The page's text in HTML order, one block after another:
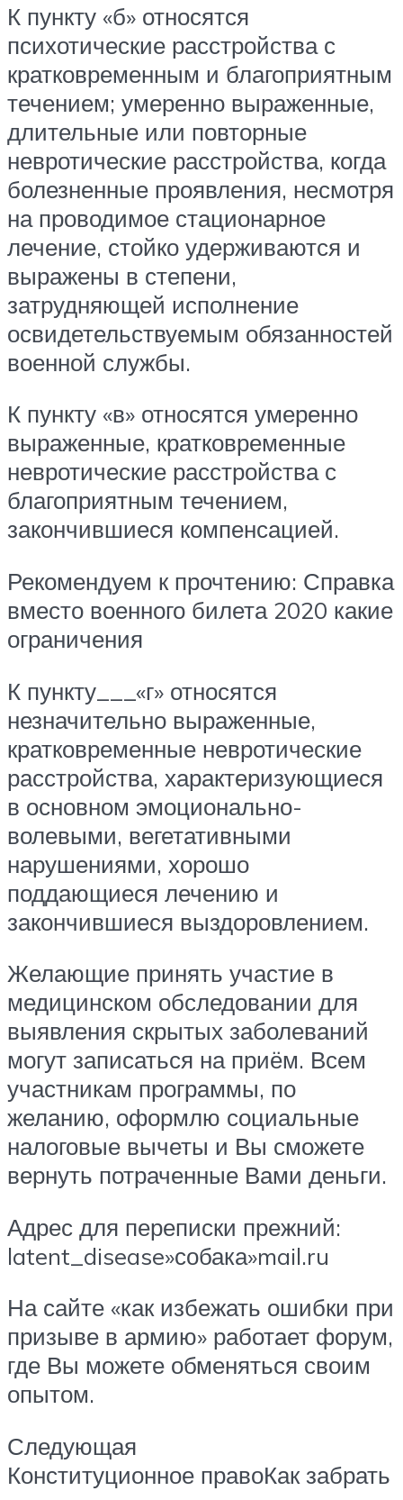
К пункту «б» относятся
психотические расстройства с
кратковременным и благоприятным
течением; умеренно выраженные,
длительные или повторные
невротические расстройства, когда
болезненные проявления, несмотря
на проводимое стационарное
лечение, стойко удерживаются и
выражены в степени,
затрудняющей исполнение
освидетельствуемым обязанностей
военной службы.
К пункту «в» относятся умеренно
выраженные, кратковременные
невротические расстройства с
благоприятным течением,
закончившиеся компенсацией.
Рекомендуем к прочтению: Справка
вместо военного билета 2020 какие
ограничения
К пункту___«г» относятся
незначительно выраженные,
кратковременные невротические
расстройства, характеризующиеся
в основном эмоционально-
волевыми, вегетативными
нарушениями, хорошо
поддающиеся лечению и
закончившиеся выздоровлением.
Желающие принять участие в
медицинском обследовании для
выявления скрытых заболеваний
могут записаться на приём. Всем
участникам программы, по
желанию, оформлю социальные
налоговые вычеты и Вы сможете
вернуть потраченные Вами деньги.
Адрес для переписки прежний:
latent_disease»собака»mail.ru
На сайте «как избежать ошибки при
призыве в армию» работает форум,
где Вы можете обменяться своим
опытом.
Следующая
Конституционное правоКак забрать